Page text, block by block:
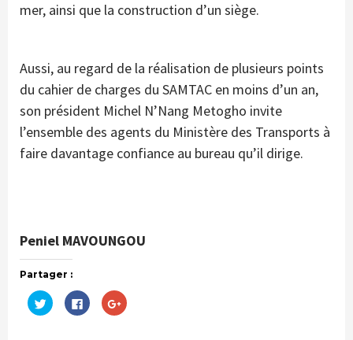
mer, ainsi que la construction d’un siège.
Aussi, au regard de la réalisation de plusieurs points
du cahier de charges du SAMTAC en moins d’un an,
son président Michel N’Nang Metogho invite
l’ensemble des agents du Ministère des Transports à
faire davantage confiance au bureau qu’il dirige.
Peniel MAVOUNGOU
Partager :
Cliquez
pour
partager
Cliquez
pour
partager
Cliquez
pour